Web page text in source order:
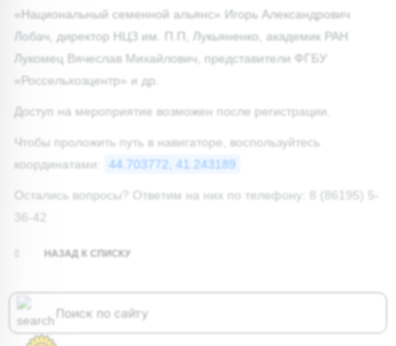
«Национальный семенной альянс» Игорь Александрович
Лобач, директор НЦЗ им. П.П, Лукьяненко, академик РАН
Лукомец Вячеслав Михайлович, представители ФГБУ
«Россельхозцентр» и др.
Доступ на мероприятие возможен после регистрации.
Чтобы проложить путь в навигаторе, воспользуйтесь
координатами:
44.703772, 41.243189
Остались вопросы? Ответим на них по телефону: 8 (86195) 5-
36-42
НАЗАД К СПИСКУ